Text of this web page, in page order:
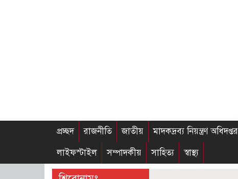
প্রচ্ছদ রাজনীতি জাতীয় মাদকদ্রব্য নিয়ন্ত্রণ অধিদপ্তর
লাইফস্টাইল
সম্পাদকীয় সাহিত্য স্বাস্থ্য